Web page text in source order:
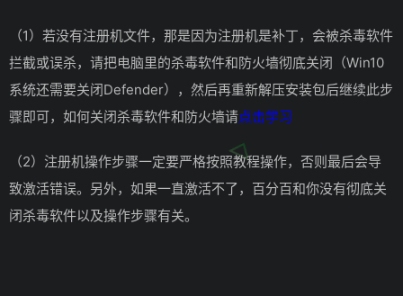
（1）若没有注册机文件，那是因为注册机是补丁，会被杀毒软件
拦截或误杀，请把电脑里的杀毒软件和防火墙彻底关闭（Win10
系统还需要关闭Defender），然后再重新解压安装包后继续此步
骤即可，如何关闭杀毒软件和防火墙请点击学习
（2）注册机操作步骤一定要严格按照教程操作，否则最后会导
致激活错误。另外，如果一直激活不了，百分百和你没有彻底关
闭杀毒软件以及操作步骤有关。